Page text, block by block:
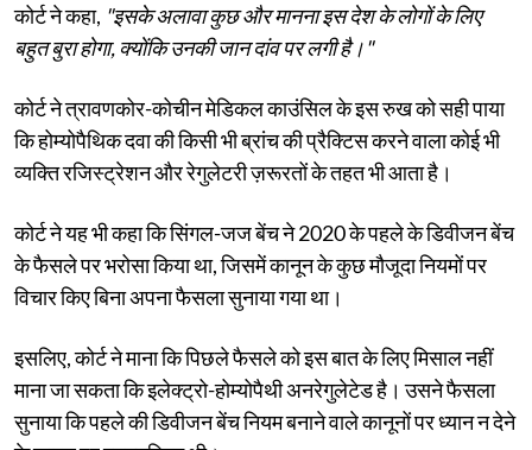
कोर्ट ने कहा, "इसके अलावा कुछ और मानना ​​इस देश के लोगों के लिए
बहुत बुरा होगा, क्योंकि उनकी जान दांव पर लगी है।"
कोर्ट ने त्रावणकोर-कोचीन मेडिकल काउंसिल के इस रुख को सही पाया
कि होम्योपैथिक दवा की किसी भी ब्रांच की प्रैक्टिस करने वाला कोई भी
व्यक्ति रजिस्ट्रेशन और रेगुलेटरी ज़रूरतों के तहत भी आता है।
कोर्ट ने यह भी कहा कि सिंगल-जज बेंच ने 2020 के पहले के डिवीजन बेंच
के फैसले पर भरोसा किया था, जिसमें कानून के कुछ मौजूदा नियमों पर
विचार किए बिना अपना फैसला सुनाया गया था।
इसलिए, कोर्ट ने माना कि पिछले फैसले को इस बात के लिए मिसाल नहीं
माना जा सकता कि इलेक्ट्रो-होम्योपैथी अनरेगुलेटेड है। उसने फैसला
सुनाया कि पहले की डिवीजन बेंच नियम बनाने वाले कानूनों पर ध्यान न देने